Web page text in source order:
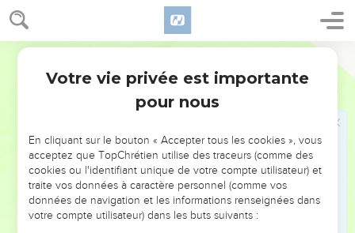
1 Rois 4
comprenait soixante grandes villes fortifiées, munies de
remparts et fermées par des barres de bronze.
Ahinadab, fils d’Iddo, supervisait la région de Mahanaïm.
Ahimaats, celle de Nephtali. Lui aussi avait épousé une
Bealoth ;
Josaphat, fils de Parouah, en Issacar ;
Chimeï, fils d’Ela, en Benjamin ;
Guéber, fils d’Ouri, dans la province de Galaad ; il
gouvernait la contrée qui avait appartenu à Sihôn, roi des
Votre vie privée est importante
pour nous
En cliquant sur le bouton « Accepter tous les cookies », vous
acceptez que TopChrétien utilise des traceurs (comme des
cookies ou l'identifiant unique de votre compte utilisateur) et
traite vos données à caractère personnel (comme vos
données de navigation et les informations renseignées dans
votre compte utilisateur) dans les buts suivants :